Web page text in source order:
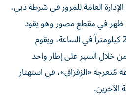
العامة للمرور في شرطة دبي،
ظهر في مقطع مصور وهو يقود
بسرعة جنونية تجاوزت 290 كيلومتراً في الساعة، ويقوم
خلال السير على إطار واحد
مُتعرجة «الزقزاق»، في استهتار
الآخرين.